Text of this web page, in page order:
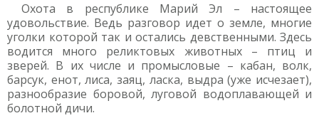
Охота в республике Марий Эл – настоящее
удовольствие. Ведь разговор идет о земле, многие
уголки которой так и остались девственными. Здесь
водится много реликтовых животных – птиц и
зверей. В их числе и промысловые – кабан, волк,
барсук, енот, лиса, заяц, ласка, выдра (уже исчезает),
разнообразие боровой, луговой водоплавающей и
болотной дичи.